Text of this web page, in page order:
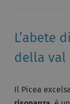
L’abete
della val
Il Picea